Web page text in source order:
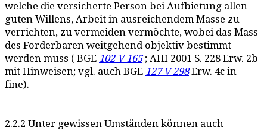
welche die versicherte Person bei Aufbietung allen
guten Willens, Arbeit in ausreichendem Masse zu
verrichten, zu vermeiden vermöchte, wobei das Mass
des Forderbaren weitgehend objektiv bestimmt
werden muss ( BGE 102 V 165; AHI 2001 S. 228 Erw. 2b
mit Hinweisen; vgl. auch BGE 127 V 298Erw. 4c in
fine).
2.2.2 Unter gewissen Umständen können auch